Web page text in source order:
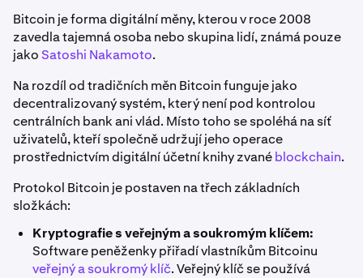
Bitcoin je forma digitální měny, kterou v roce 2008
zavedla tajemná osoba nebo skupina lidí, známá pouze
jako Satoshi Nakamoto.
Na rozdíl od tradičních měn Bitcoin funguje jako
decentralizovaný systém, který není pod kontrolou
centrálních bank ani vlád. Místo toho se spoléhá na síť
uživatelů, kteří společně udržují jeho operace
prostřednictvím digitální účetní knihy zvanéblockchain.
Protokol Bitcoin je postaven na třech základních
složkách:
Kryptografie s veřejným a soukromým klíčem:
Software peněženky přiřadí vlastníkům Bitcoinu
veřejný a soukromý klíč. Veřejný klíč se používá